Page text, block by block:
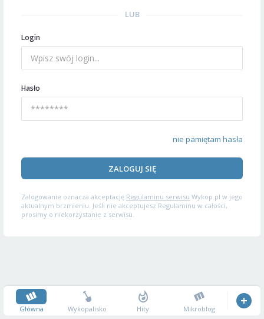
LUB
Login
Hasło
nie pamiętam hasła
ZALOGUJ SIĘ
Zalogowanie oznacza akceptację Regulaminu serwisu Wykop.pl w jego
aktualnym brzmieniu. Jeśli nie akceptujesz Regulaminu w całości,
prosimy o niekorzystanie z serwisu.
Główna Wykopalisko Hity Mikroblog